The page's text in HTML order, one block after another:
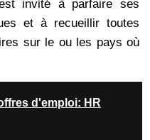
invité à parfaire ses
et à recueillir toutes
sur le ou les pays où
d'emploi: HR